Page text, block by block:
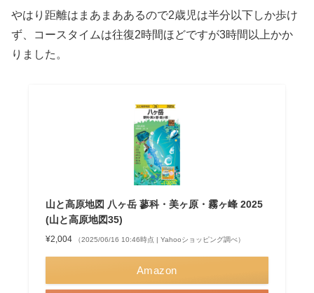
やはり距離はまあまああるので2歳児は半分以下しか歩け
ず、コースタイムは往復2時間ほどですが3時間以上かか
りました。
山と高原地図 八ヶ岳 蓼科・美ヶ原・霧ヶ峰 2025
(山と高原地図35)
¥2,004 （2025/06/16 10:46時点 | Yahooショッピング調べ）
Amazon